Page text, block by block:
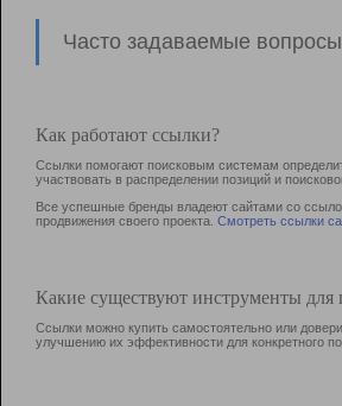
Часто задаваемые
Как работают ссылки?
Ссылки помогают поисковым системам
участвовать в раcпределении позиций и
Все успешные бренды владеют сайтами со
продвижения своего проекта. Смотреть ссылки
Какие существуют инструменты для
Ссылки можно купить самостоятельно или
улучшению их эффективности для конкретного